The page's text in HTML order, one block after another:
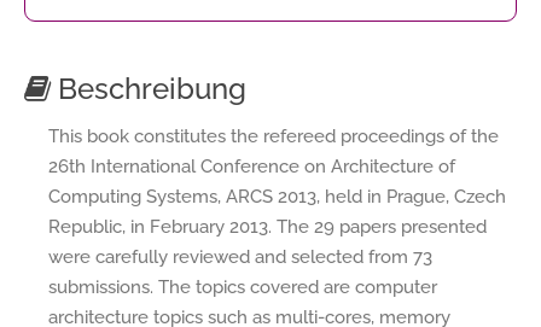
Beschreibung
This book constitutes the refereed proceedings of the
26th International Conference on Architecture of
Computing Systems, ARCS 2013, held in Prague, Czech
Republic, in February 2013. The 29 papers presented
were carefully reviewed and selected from 73
submissions. The topics covered are computer
architecture topics such as multi-cores, memory